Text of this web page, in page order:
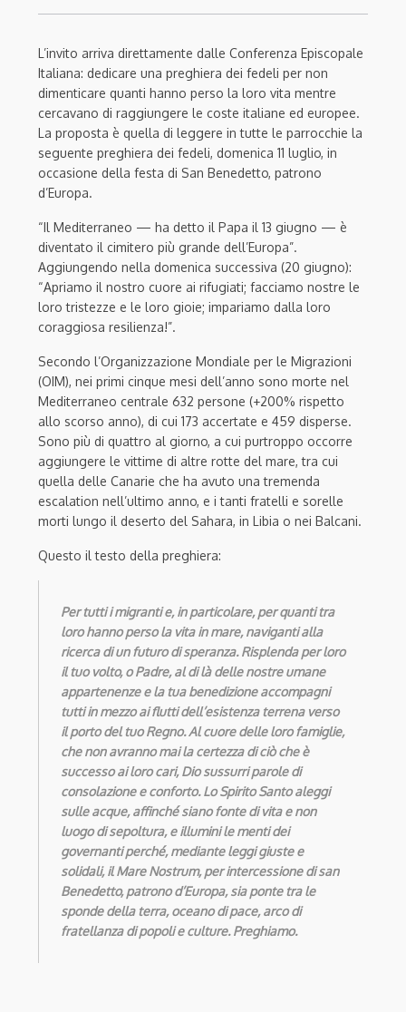
L’invito arriva direttamente dalle Conferenza Episcopale
Italiana: dedicare una preghiera dei fedeli per non
dimenticare quanti hanno perso la loro vita mentre
cercavano di raggiungere le coste italiane ed europee.
La proposta è quella di leggere in tutte le parrocchie la
seguente preghiera dei fedeli, domenica 11 luglio, in
occasione della festa di San Benedetto, patrono
d’Europa.
“Il Mediterraneo — ha detto il Papa il 13 giugno — è
diventato il cimitero più grande dell’Europa”.
Aggiungendo nella domenica successiva (20 giugno):
“Apriamo il nostro cuore ai rifugiati; facciamo nostre le
loro tristezze e le loro gioie; impariamo dalla loro
coraggiosa resilienza!”.
Secondo l’Organizzazione Mondiale per le Migrazioni
(OIM), nei primi cinque mesi dell’anno sono morte nel
Mediterraneo centrale 632 persone (+200% rispetto
allo scorso anno), di cui 173 accertate e 459 disperse.
Sono più di quattro al giorno, a cui purtroppo occorre
aggiungere le vittime di altre rotte del mare, tra cui
quella delle Canarie che ha avuto una tremenda
escalation nell’ultimo anno, e i tanti fratelli e sorelle
morti lungo il deserto del Sahara, in Libia o nei Balcani.
Questo il testo della preghiera:
Per tutti i migranti e, in particolare, per quanti tra
loro hanno perso la vita in mare,naviganti alla
ricerca di un futuro di speranza. Risplenda per loro
il tuo volto, o Padre, al di làdelle nostre umane
appartenenze e la tua benedizione accompagni
tutti in mezzo ai fluttidell’esistenza terrena verso
il porto del tuo Regno. Al cuore delle loro famiglie,
che non avranno mai la certezza di ciò che è
successo ai loro cari, Dio sussurri parole di
consolazione e conforto.Lo Spirito Santo aleggi
sulle acque, affinché siano fonte di vita e non
luogo di sepoltura, e illumini le menti dei
governanti perché, mediante leggi giuste e
solidali, il Mare Nostrum, per intercessionedi san
Benedetto, patrono d’Europa, sia ponte tra le
sponde della terra, oceano di pace, arco di
fratellanza di popoli e culture. Preghiamo.